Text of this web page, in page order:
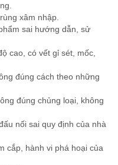
xâm nhập.
sai hướng dẫn, sử
cao, có vết gỉ sét, mốc,
đúng cách theo những
đúng chủng loại, không
nối sai quy định của nhà
cắp, hành vi phá hoại của